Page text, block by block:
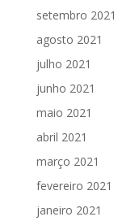
setembro 2021
agosto 2021
julho 2021
junho 2021
maio 2021
abril 2021
março 2021
fevereiro 2021
janeiro 2021